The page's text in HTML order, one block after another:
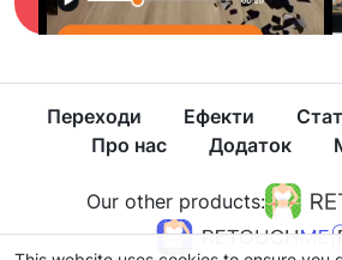
Переходи Ефекти
Про нас
Додаток
Our other products: